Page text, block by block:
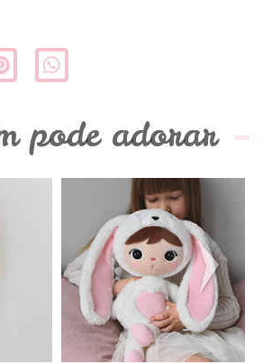
pode adorar